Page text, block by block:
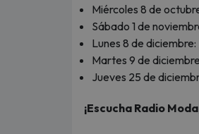
Miércoles 8 de
Sábado 1 de
Lunes 8 de
Martes 9 de
Jueves 25 de
¡Escucha Radio